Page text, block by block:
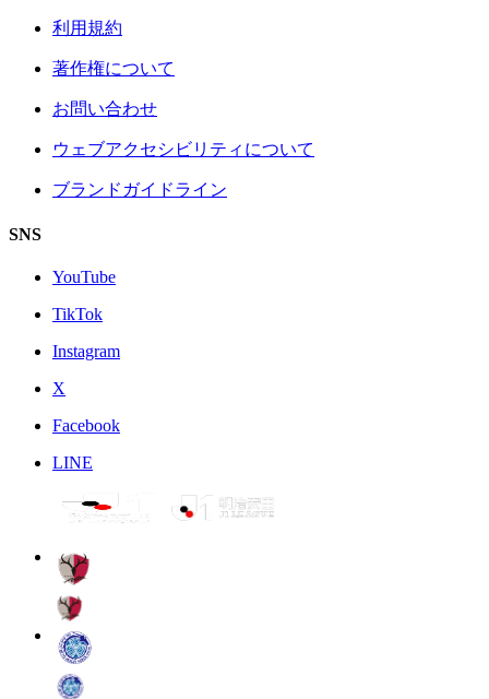
利用規約
著作権について
お問い合わせ
ウェブアクセシビリティについて
ブランドガイドライン
SNS
YouTube
TikTok
Instagram
X
Facebook
LINE